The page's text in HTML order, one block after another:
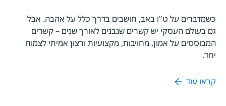
כשמדברים על ט"ו באב, חושבים בדרך כלל על אהבה. אבל
גם בעולם העסקי יש קשרים שנבנים לאורך שנים – קשרים
המבוססים על אמון, מחויבות, מקצועיות ורצון אמיתי לצמוח
יחד.
קראו עוד